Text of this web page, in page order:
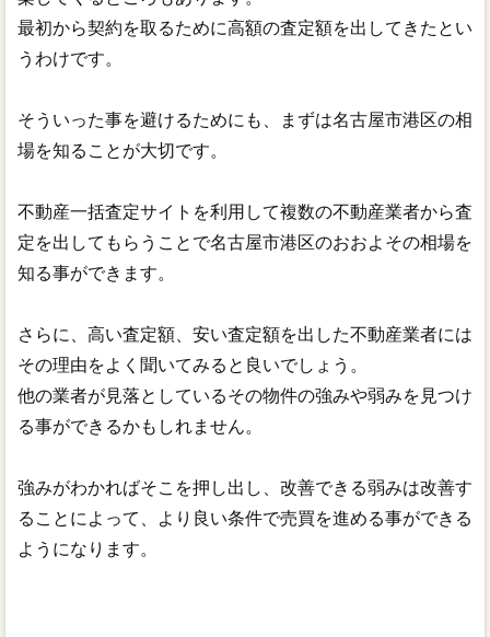
最初から契約を取るために高額の査定額を出してきたとい
うわけです。
そういった事を避けるためにも、まずは名古屋市港区の相
場を知ることが大切です。
不動産一括査定サイトを利用して複数の不動産業者から査
定を出してもらうことで名古屋市港区のおおよその相場を
知る事ができます。
さらに、高い査定額、安い査定額を出した不動産業者には
その理由をよく聞いてみると良いでしょう。
他の業者が見落としているその物件の強みや弱みを見つけ
る事ができるかもしれません。
強みがわかればそこを押し出し、改善できる弱みは改善す
ることによって、より良い条件で売買を進める事ができる
ようになります。